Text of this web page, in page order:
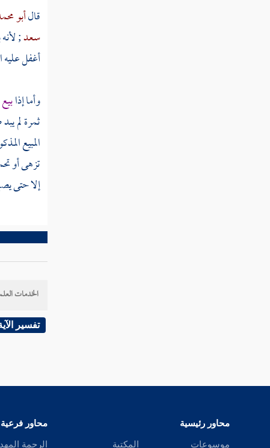
مسألة كل شرط وقع في بيع منهما أو من
قالأبو
سعد;
أغفل عليه
وأما إذا
ثمرة لم
المبيع
تزهى أو
إلا حتى
الخدمات
تفسير
محاور رئيسية
موسوعات المكتبة
محاور فرعية
الرحمة